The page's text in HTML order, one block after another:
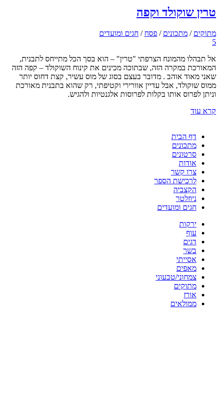
טרין שוקולד וקפה
מתוקים / מתכונים / פסח / חגים ומועדים
5
אל תבהלו מהמונח הצרפתי "טרין" – הוא בסך הכל מתייחס לתבנית,
המאורכת במקרה הזה, שבתוכה מכינים את קינוח השוקולד – קפה הזה
שאני מאוד אוהב . מדובר בעצם בסוג של מוס עשיר, קצת דחוס יותר
ממוס שוקולד, אבל עדיין אוורירי וקטיפתי, רק שהוא בתבנית מאורכת
וניתן לפרוס אותו בקלות לפרוסות אלגנטיות ולהגיש.
קרא עוד
דף הבית
מתכונים
סרטונים
אודות
צרו קשר
לרכישת הספר
הקצביה
ניוזלטר
חגים ומועדים
ירקות
עוף
דגים
בשר
אסייתי
מאפים
צמחוני/טבעוני
מתוקים
אורז
ממולאים